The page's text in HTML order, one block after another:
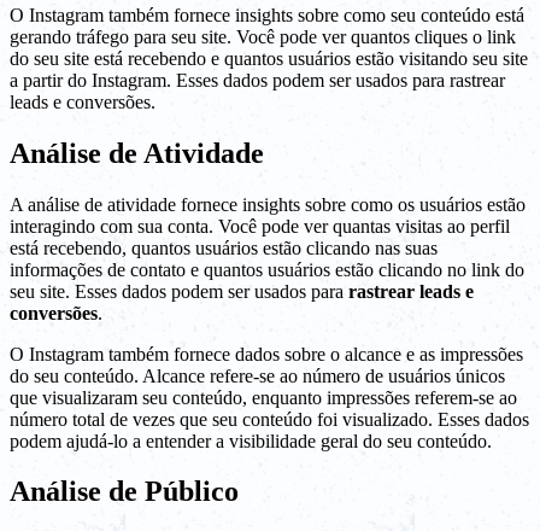
O Instagram também fornece insights sobre como seu conteúdo está
gerando tráfego para seu site. Você pode ver quantos cliques o link
do seu site está recebendo e quantos usuários estão visitando seu site
a partir do Instagram. Esses dados podem ser usados para rastrear
leads e conversões.
Análise de Atividade
A análise de atividade fornece insights sobre como os usuários estão
interagindo com sua conta. Você pode ver quantas visitas ao perfil
está recebendo, quantos usuários estão clicando nas suas
informações de contato e quantos usuários estão clicando no link do
seu site. Esses dados podem ser usados para rastrear leads e
conversões.
O Instagram também fornece dados sobre o alcance e as impressões
do seu conteúdo. Alcance refere-se ao número de usuários únicos
que visualizaram seu conteúdo, enquanto impressões referem-se ao
número total de vezes que seu conteúdo foi visualizado. Esses dados
podem ajudá-lo a entender a visibilidade geral do seu conteúdo.
Análise de Público